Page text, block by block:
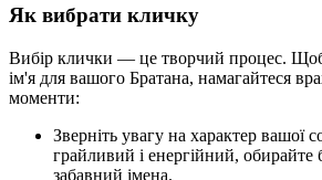
Як вибрати кличку
Вибір клички — це творчий процес.
ім'я для вашого Братана, намагайтеся
моменти:
Зверніть увагу на характер вашої
грайливий і енергійний, обирайте
забавний імена.